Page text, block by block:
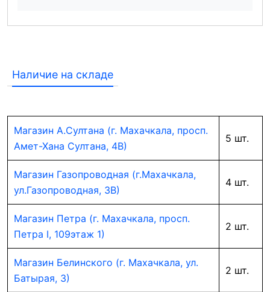
Наличие на складе
Магазин А.Султана (г. Махачкала, просп.
Амет-Хана Султана, 4В)
5 шт.
Магазин Газопроводная (г.Махачкала,
ул.Газопроводная, 3В)
4 шт.
Магазин Петра (г. Махачкала, просп.
Петра I, 109этаж 1)
2 шт.
Магазин Белинского (г. Махачкала, ул.
Батырая, 3)
2 шт.